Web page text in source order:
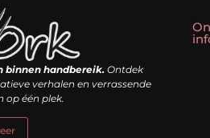
binnen handbereik. Ontdek
verhalen en verrassende
op één plek.